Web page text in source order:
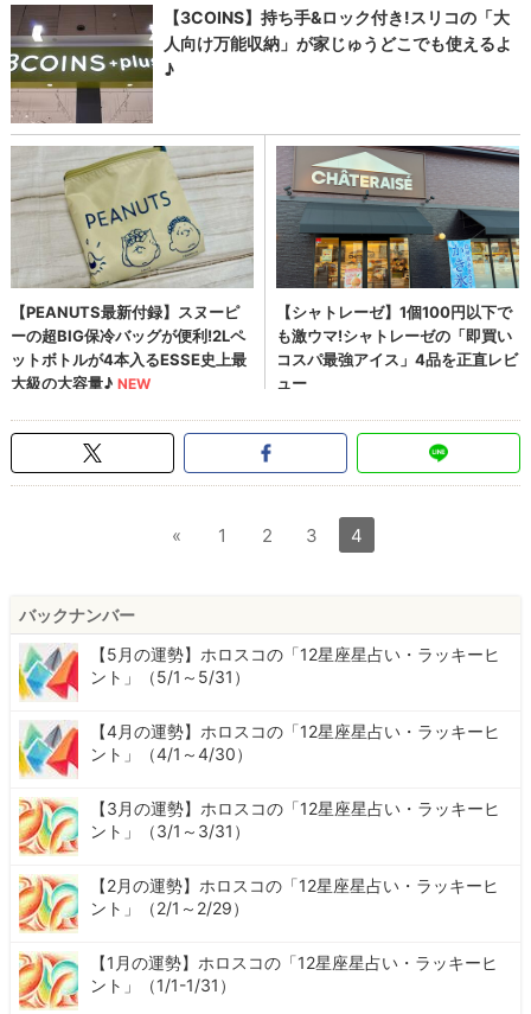
« 1 2 3 4
バックナンバー
【5月の運勢】ホロスコの「12星座星占い・ラッキーヒ
ント」（5/1～5/31）
【4月の運勢】ホロスコの「12星座星占い・ラッキーヒ
ント」（4/1～4/30）
【3月の運勢】ホロスコの「12星座星占い・ラッキーヒ
ント」（3/1～3/31）
【2月の運勢】ホロスコの「12星座星占い・ラッキーヒ
ント」（2/1～2/29）
【1月の運勢】ホロスコの「12星座星占い・ラッキーヒ
ント」（1/1-1/31）